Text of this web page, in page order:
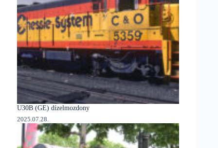
U30B (GE) dízelmozdony
2025.07.28.